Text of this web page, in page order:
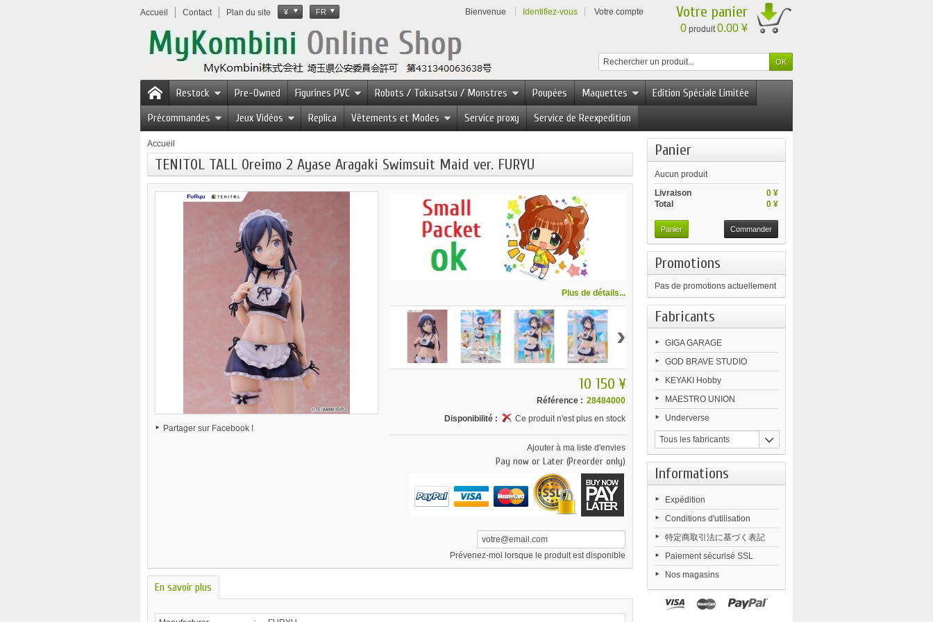
Accueil Contact Plan du site ¥ FR Bienvenue Identifiez-vous Votre compte Votre panier
0 produit0.00 ¥
Restock Pre-Owned Figurines PVC Robots / Tokusatsu / Monstres Poupées Maquettes
Edition Spéciale Limitée
Précommandes
Jeux Vidéos Replica Vêtements et Modes Service proxy Service de Reexpedition
Accueil
TENITOL TALL Oreimo 2 Ayase Aragaki Swimsuit Maid ver. FURYU
Partager sur Facebook !
Plus de détails...
›
10 150 ¥
Référence : 28484000
Disponibilité :
Ce produit n'est plus en stock
Ajouter à ma liste d'envies
Pay now or Later (Preorder only)
Prévenez-moi lorsque le produit est disponible
En savoir plus
Panier
Aucun produit
0 ¥
Livraison
0 ¥
Total
Panier Commander
Promotions
Pas de promotions actuellement
Fabricants
GIGA GARAGE
GOD BRAVE STUDIO
KEYAKI Hobby
MAESTRO UNION
Underverse
Tous les fabricants
Informations
Expédition
Conditions d'utilisation
特定商取引法に基づく表記
Paiement sécurisé SSL
Nos magasins